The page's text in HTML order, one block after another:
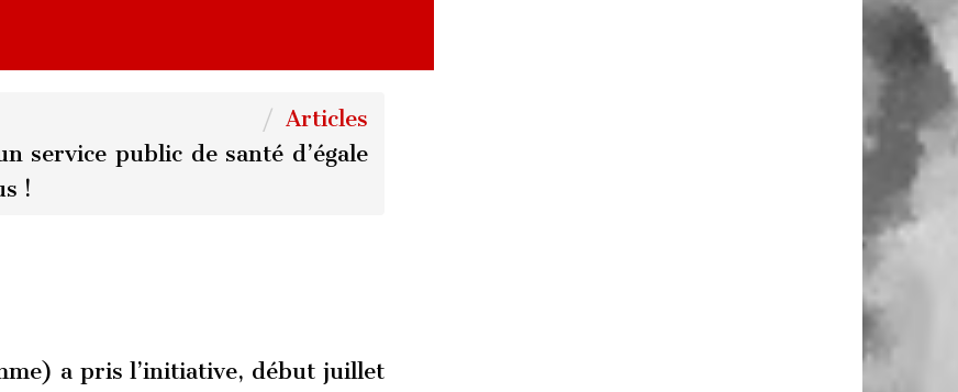
Articles
service public de santé d’égale
!
a pris l’initiative, début juillet